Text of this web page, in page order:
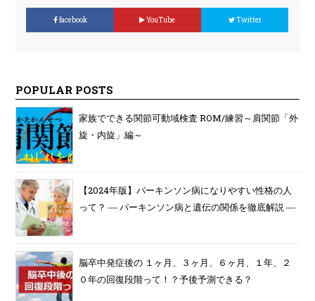
facebook YouTube Twitter
POPULAR POSTS
家族でできる関節可動域検査 ROM/練習～肩関節「外
旋・内旋」編～
【2024年版】パーキンソン病になりやすい性格の人
って？ ― パーキンソン病と遺伝の関係を徹底解説 ―
脳卒中発症後の １ヶ月、３ヶ月、６ヶ月、１年、２
０年の回復段階って！？予後予測できる？